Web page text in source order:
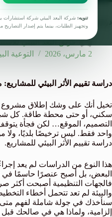
تنويه: شركة البعد البيئي شركة استشارات
وتجهيز الطلبات، بينما يتم إصدار التصاريح
دراسة تقييم الأثر البيئي
فريق البعد البيئي
2 مارس، 2026
التوعية
دراسة تقييم الأثر البيئي
تخيل أنك على وشك إطلاق
سكني، أو حتى محطة طاقة. كل شيء
التصميم، الموقع… لكن فجأة
واحد فقط. ليس ترخيصًا بلديًا، ولا
دراسة تقييم الأثر البيئي للمشاريع.
هذا النوع من الدراسات لم يعد
البعض، بل أصبح عنصرًا حاسمًا في
فالجهات التنظيمية أصبحت أكثر
والبيئة لم تعد تتحمل أخطاء
سنأخذك في جولة شاملة لفهم متى
إلزامية، ولماذا هي في صالحك قبل